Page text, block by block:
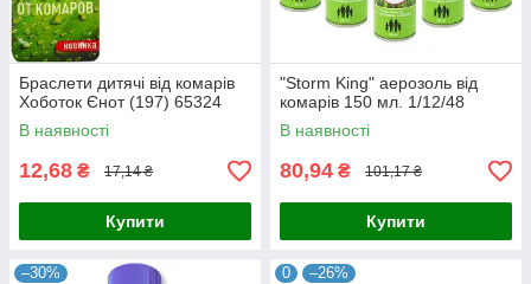
Браслети дитячі від комарів
Хоботок Єнот (197) 65324
В наявності
12,68 ₴ 17,14 ₴
Купити
"Storm King" аерозоль від
комарів 150 мл. 1/12/48
В наявності
80,94 ₴ 101,17 ₴
Купити
–30% 0 –26%